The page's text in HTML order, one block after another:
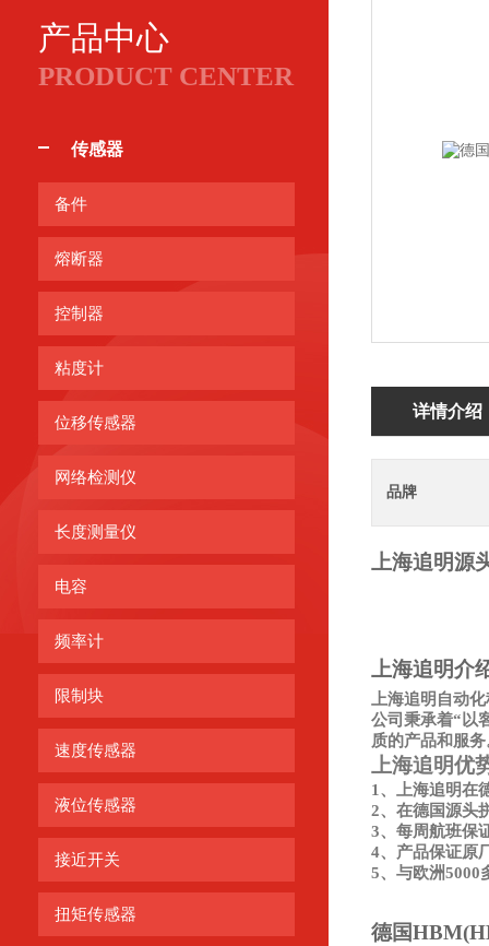
产品中心
PRODUCT CENTER
传感器
备件
熔断器
控制器
粘度计
位移传感器
网络检测仪
长度测量仪
电容
频率计
限制块
速度传感器
液位传感器
接近开关
扭矩传感器
详情介绍
品牌
上海追明源
上海追明介
上海追明自动
公司秉承着“以
质的产品和服
上海追明优
1、上海追明在
2、在德国源头
3、每周航班保
4、产品保证原
5、与欧洲5000
德国